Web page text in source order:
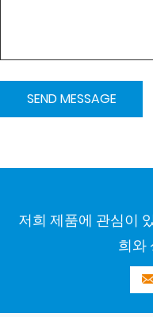
저희 제품에 관심이
희와